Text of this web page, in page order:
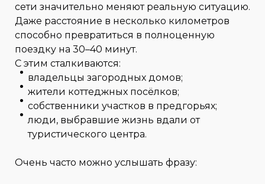
сети значительно меняют реальную ситуацию.
Даже расстояние в несколько километров
способно превратиться в полноценную
поездку на 30–40 минут.
С этим сталкиваются:
владельцы загородных домов;
жители коттеджных посёлков;
собственники участков в предгорьях;
люди, выбравшие жизнь вдали от
туристического центра.
Очень часто можно услышать фразу: